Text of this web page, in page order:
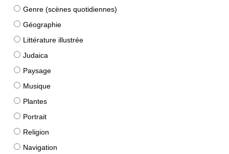
Genre (scènes quotidiennes)
Géographie
Littérature illustrée
Judaica
Paysage
Musique
Plantes
Portrait
Religion
Navigation